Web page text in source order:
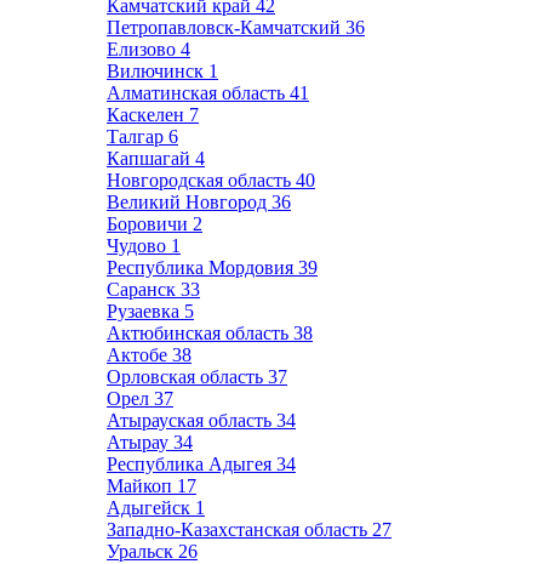
Камчатский край 42
Петропавловск-Камчатский 36
Елизово 4
Вилючинск 1
Алматинская область 41
Каскелен 7
Талгар 6
Капшагай 4
Новгородская область 40
Великий Новгород 36
Боровичи 2
Чудово 1
Республика Мордовия 39
Саранск 33
Рузаевка 5
Актюбинская область 38
Актобе 38
Орловская область 37
Орел 37
Атырауская область 34
Атырау 34
Республика Адыгея 34
Майкоп 17
Адыгейск 1
Западно-Казахстанская область 27
Уральск 26